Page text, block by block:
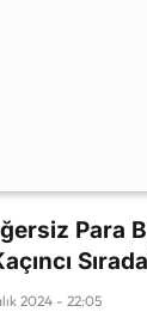
Para
2024 - 22:05